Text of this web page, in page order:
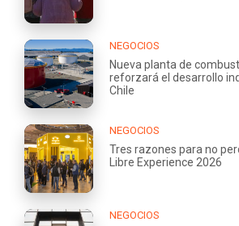
NEGOCIOS
Nueva planta de
reforzará el desarrollo
Chile
NEGOCIOS
Tres razones para no
Libre Experience 2026
NEGOCIOS